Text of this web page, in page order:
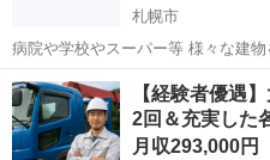
札幌市
病院や学校やスーパー等 様々な建
無し 休憩時間は2時間程度 必要経費
北海道 札幌市 内装職人
【経験者優遇
2回＆充実した
月収293,000円